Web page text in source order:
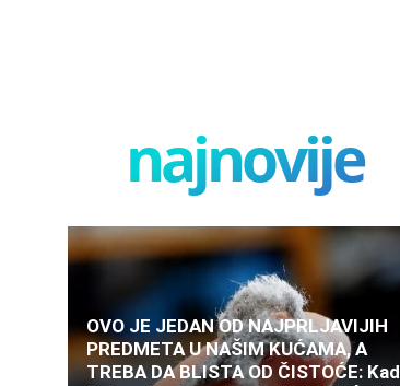
najnovije
OVO JE JEDAN OD NAJPRLJAVIJIH
PREDMETA U NAŠIM KUĆAMA, A
TREBA DA BLISTA OD ČISTOĆE: Kad